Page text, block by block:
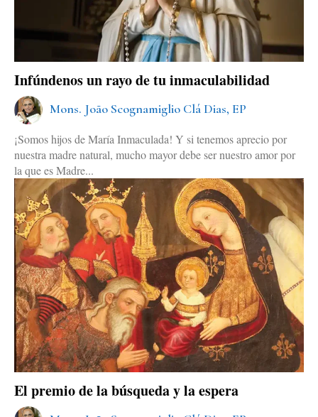
Infúndenos un rayo de tu inmaculabilidad
Mons. João Scognamiglio Clá Dias, EP
¡Somos hijos de María Inmaculada! Y si tenemos aprecio por
nuestra madre natural, mucho mayor debe ser nuestro amor por
la que es Madre...
El premio de la búsqueda y la espera